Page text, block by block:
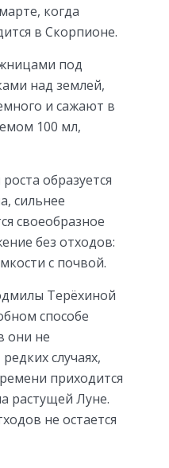
когда
в Скорпионе.
под
над землей,
и сажают в
100 мл,
образуется
сильнее
своеобразное
без отходов:
с почвой.
Терёхиной
способе
они не
случаях,
приходится
растущей Луне.
не остается